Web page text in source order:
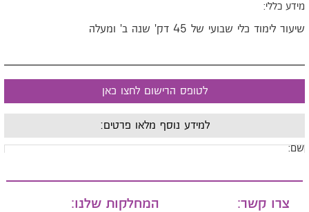
כללי:
לימוד כלי שבועי של 45 דק' שנה ב' ומעלה
לטופס הרישום לחצו כאן
למידע נוסף מלאו פרטים:
צרו קשר: המחלקות שלנו: